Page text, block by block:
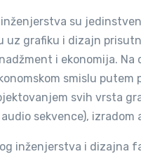
su
uz grafiku i dizajn
i ekonomija.
smislu
svih vrsta
sekvence), izradom
inženjerstva i dizajna